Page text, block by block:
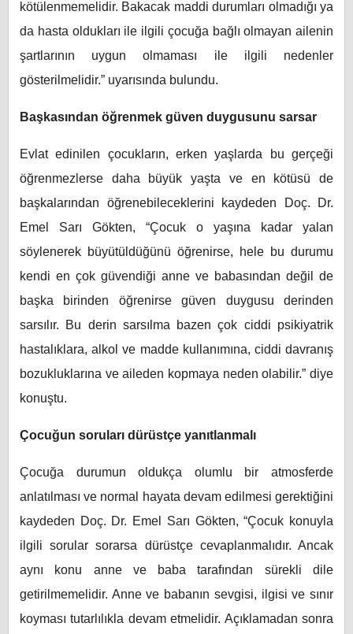
kötülenmemelidir. Bakacak maddi durumları olmadığı ya
da hasta oldukları ile ilgili çocuğa bağlı olmayan ailenin
şartlarının uygun olmaması ile ilgili nedenler
gösterilmelidir.” uyarısında bulundu.
Başkasından öğrenmek güven duygusunu sarsar
Evlat edinilen çocukların, erken yaşlarda bu gerçeği
öğrenmezlerse daha büyük yaşta ve en kötüsü de
başkalarından öğrenebileceklerini kaydeden Doç. Dr.
Emel Sarı Gökten, “Çocuk o yaşına kadar yalan
söylenerek büyütüldüğünü öğrenirse, hele bu durumu
kendi en çok güvendiği anne ve babasından değil de
başka birinden öğrenirse güven duygusu derinden
sarsılır. Bu derin sarsılma bazen çok ciddi psikiyatrik
hastalıklara, alkol ve madde kullanımına, ciddi davranış
bozukluklarına ve aileden kopmaya neden olabilir.” diye
konuştu.
Çocuğun soruları dürüstçe yanıtlanmalı
Çocuğa durumun oldukça olumlu bir atmosferde
anlatılması ve normal hayata devam edilmesi gerektiğini
kaydeden Doç. Dr. Emel Sarı Gökten, “Çocuk konuyla
ilgili sorular sorarsa dürüstçe cevaplanmalıdır. Ancak
aynı konu anne ve baba tarafından sürekli dile
getirilmemelidir. Anne ve babanın sevgisi, ilgisi ve sınır
koyması tutarlılıkla devam etmelidir. Açıklamadan sonra